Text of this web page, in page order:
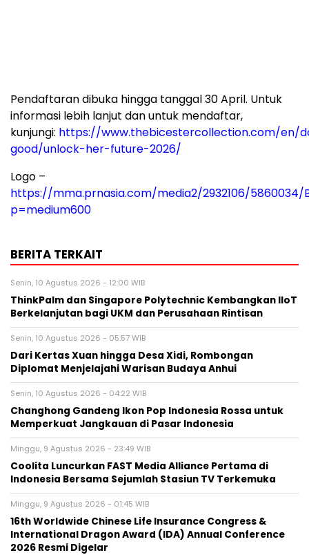
Pendaftaran dibuka hingga tanggal 30 April. Untuk
informasi lebih lanjut dan untuk mendaftar,
kunjungi: https://www.thebicestercollection.com/en/
good/unlock-her-future-2026/
Logo –
https://mma.prnasia.com/media2/2932106/5860034/
p=medium600
BERITA TERKAIT
Senin, 10 Agustus 2026 - 12:00 WIB
ThinkPalm dan Singapore Polytechnic Kembangkan IIoT
Berkelanjutan bagi UKM dan Perusahaan Rintisan
Senin, 10 Agustus 2026 - 05:57 WIB
Dari Kertas Xuan hingga Desa Xidi, Rombongan
Diplomat Menjelajahi Warisan Budaya Anhui
Senin, 10 Agustus 2026 - 04:22 WIB
Changhong Gandeng Ikon Pop Indonesia Rossa untuk
Memperkuat Jangkauan di Pasar Indonesia
Minggu, 9 Agustus 2026 - 23:49 WIB
Coolita Luncurkan FAST Media Alliance Pertama di
Indonesia Bersama Sejumlah Stasiun TV Terkemuka
Minggu, 9 Agustus 2026 - 01:45 WIB
16th Worldwide Chinese Life Insurance Congress &
International Dragon Award (IDA) Annual Conference
2026 Resmi Digelar